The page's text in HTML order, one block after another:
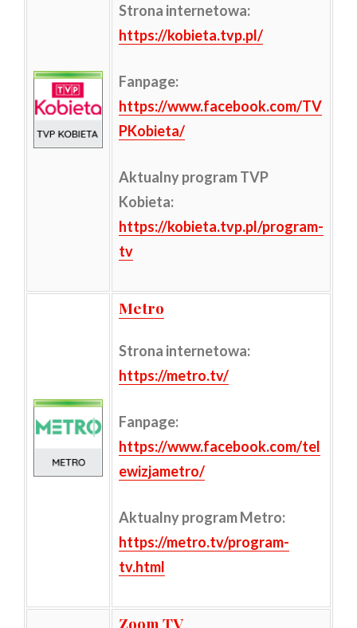
Strona internetowa:
https://kobieta.tvp.pl/
Fanpage:
https://www.facebook.com/TV
PKobieta/
Aktualny program TVP
Kobieta:
https://kobieta.tvp.pl/program-
tv
Metro
Strona internetowa:
https://metro.tv/
Fanpage:
https://www.facebook.com/tel
ewizjametro/
Aktualny program Metro:
https://metro.tv/program-
tv.html
Zoom TV